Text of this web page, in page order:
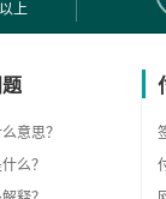
上
意思？
么？